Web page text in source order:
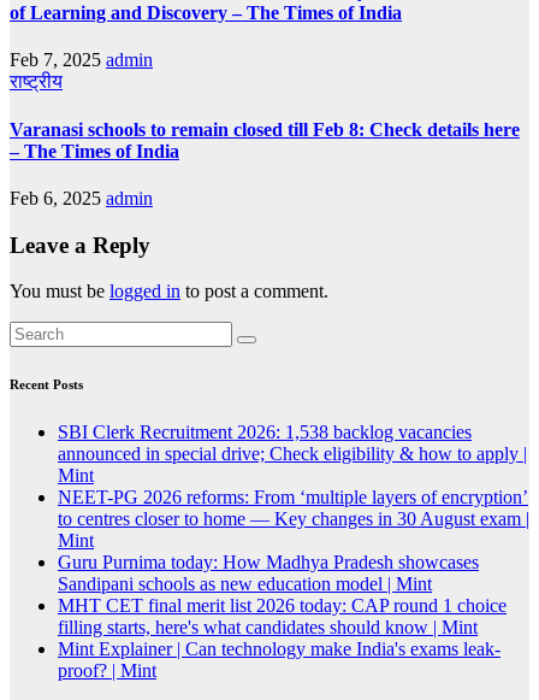
of Learning and Discovery – The Times of India
Feb 7, 2025 admin
राष्ट्रीय
Varanasi schools to remain closed till Feb 8: Check details here
– The Times of India
Feb 6, 2025 admin
Leave a Reply
You must be logged in to post a comment.
Recent Posts
SBI Clerk Recruitment 2026: 1,538 backlog vacancies
announced in special drive; Check eligibility & how to apply |
Mint
NEET-PG 2026 reforms: From ‘multiple layers of encryption’
to centres closer to home — Key changes in 30 August exam |
Mint
Guru Purnima today: How Madhya Pradesh showcases
Sandipani schools as new education model | Mint
MHT CET final merit list 2026 today: CAP round 1 choice
filling starts, here's what candidates should know | Mint
Mint Explainer | Can technology make India's exams leak-
proof? | Mint